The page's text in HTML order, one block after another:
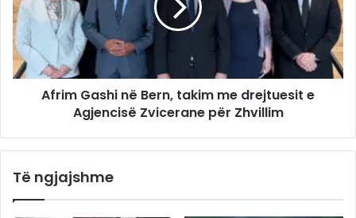
Afrim Gashi në Bern, takim me drejtuesit e
Agjencisë Zvicerane për Zhvillim
Të ngjajshme